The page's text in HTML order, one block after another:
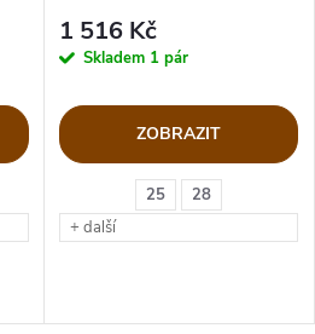
25
28
+ další
1 516 Kč
Skladem 1 pár
ZOBRAZIT